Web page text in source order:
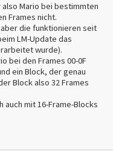
Mario bei bestimmten
Frames nicht.
die funktionieren seit
LM-Update das
wurde).
bei den Frames 00-0F
ein Block, der genau
Block also 32 Frames
auch mit 16-Frame-Blocks